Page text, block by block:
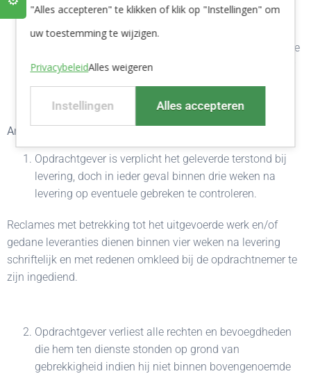
Alle te maken gerechtelijke en buitengerechtelijke
kosten komen voor rekening van de wederpartij. De
buitengerechtelijke incassokosten bedragen tenminste
15% van het met inbegrip van voornoemde rente door
minimum van € 300,-.
Artikel 10 Reclames
Opdrachtgever is verplicht het geleverde terstond bij
levering, doch in ieder geval binnen drie weken na
levering op eventuele gebreken te controleren.
Reclames met betrekking tot het uitgevoerde werk en/of
gedane leveranties dienen binnen vier weken na levering
schriftelijk en met redenen omkleed bij de opdrachtnemer te
zijn ingediend.
Opdrachtgever verliest alle rechten en bevoegdheden
die hem ten dienste stonden op grond van
gebrekkigheid indien hij niet binnen bovengenoemde
"Alles accepteren" te klikken of klik op "Instellingen" om
uw toestemming te wijzigen.
PrivacybeleidAlles weigeren
Instellingen Alles accepteren